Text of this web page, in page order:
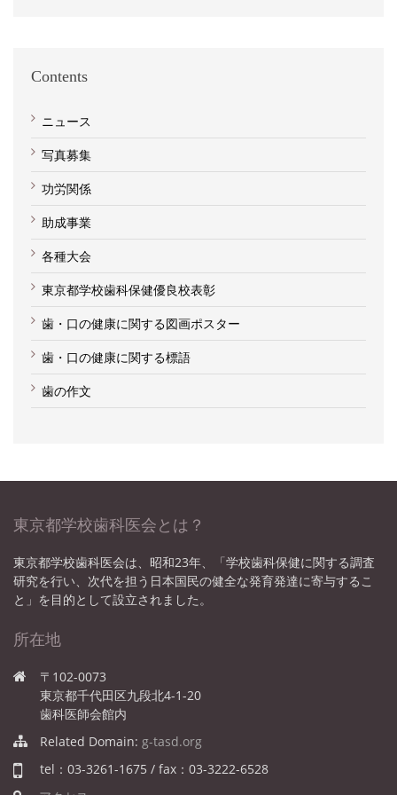
Contents
ニュース
写真募集
功労関係
助成事業
各種大会
東京都学校歯科保健優良校表彰
歯・口の健康に関する図画ポスター
歯・口の健康に関する標語
歯の作文
東京都学校歯科医会とは？
東京都学校歯科医会は、昭和23年、「学校歯科保健に関する調査
研究を行い、次代を担う日本国民の健全な発育発達に寄与するこ
と」を目的として設立されました。
所在地
〒102-0073
東京都千代田区九段北4-1-20
歯科医師会館内
Related Domain: g-tasd.org
tel：03-3261-1675 / fax：03-3222-6528